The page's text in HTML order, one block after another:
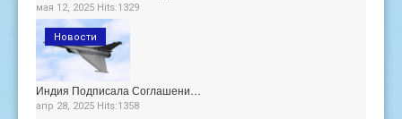
мая 12, 2025 Hits:1329
Индия Подписала Соглашени…
апр 28, 2025 Hits:1358
Новости